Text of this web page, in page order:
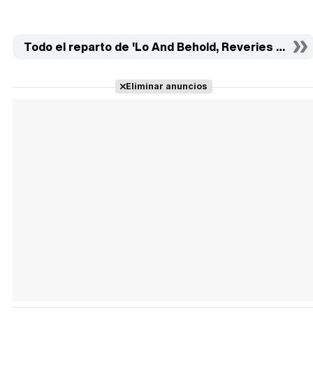
Todo el reparto de 'Lo And Behold, Reveries Of
Eliminar anuncios